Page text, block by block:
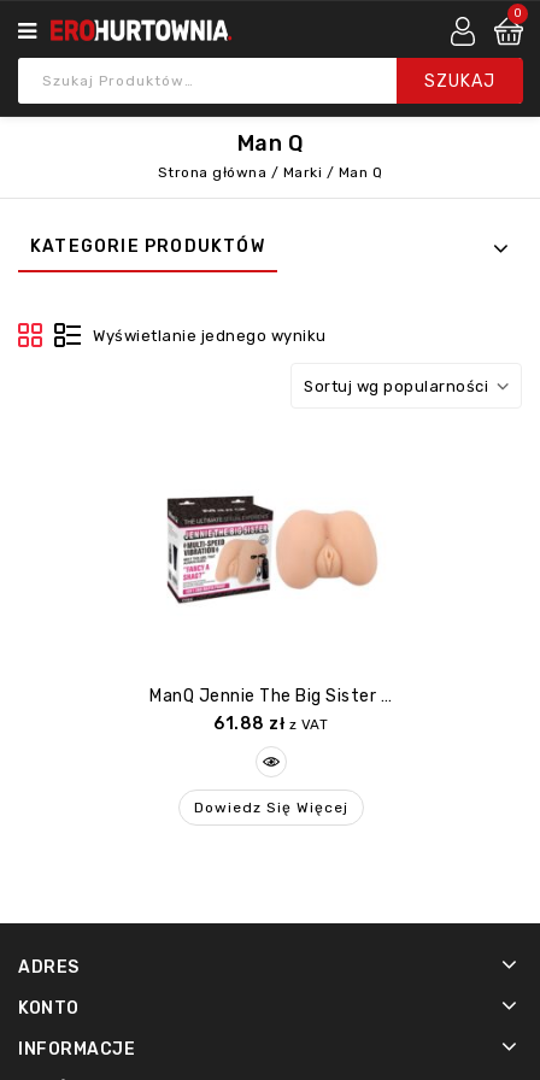
0
Man Q
Strona główna / Marki / Man Q
KATEGORIE PRODUKTÓW
Wyświetlanie jednego wyniku
Sortuj wg popularności
ManQ Jennie The Big Sister Realistic Vagina
61.88 zł z VAT
Dowiedz Się Więcej
ADRES
KONTO
INFORMACJE